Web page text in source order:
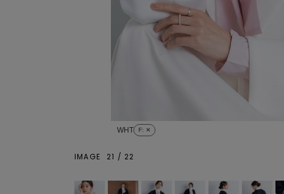
WHT F: ✕
IMAGE 21 / 22